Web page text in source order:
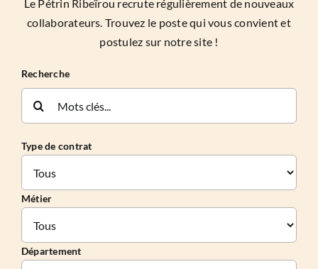
Le Pétrin Ribeïrou recrute régulièrement de nouveaux
collaborateurs. Trouvez le poste qui vous convient et
postulez sur notre site !
Recherche
Type de contrat
Métier
Département